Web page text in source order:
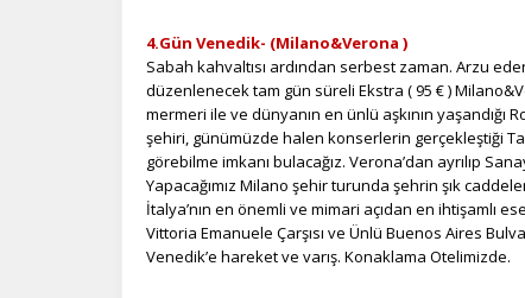
4.Gün Venedik- (Milano&Verona )
Sabah kahvaltısı ardından serbest zaman. Arzu
düzenlenecek tam gün süreli Ekstra ( 95 € )
mermeri ile ve dünyanın en ünlü aşkının yaşandığı
şehiri, günümüzde halen konserlerin gerçekleştiği
görebilme imkanı bulacağız. Verona’dan ayrılıp
Yapacağımız Milano şehir turunda şehrin şık
İtalya’nın en önemli ve mimari açıdan en ihtişamlı
Vittoria Emanuele Çarşısı ve Ünlü Buenos Aires
Venedik’e hareket ve varış. Konaklama Otelimizde.